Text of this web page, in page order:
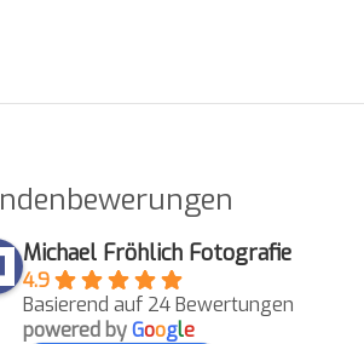
Michael Fröhlich Fotografie
4.9
Basierend auf 24 Bewertungen
powered byGoogle